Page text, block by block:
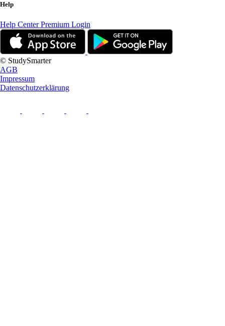
Help
Help CenterPremium Login
© StudySmarter
AGB
Impressum
Datenschutzerklärung